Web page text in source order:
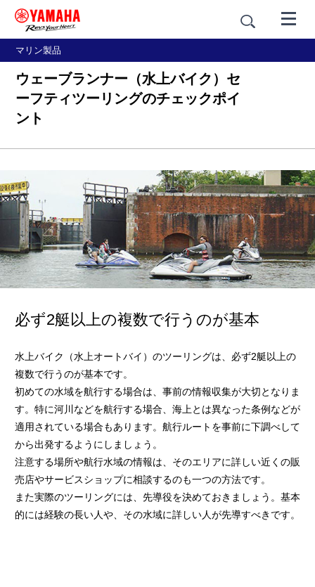
マリン製品
ウェーブランナー（水上バイク）セ
ーフティツーリングのチェックポイ
ント
必ず2艇以上の複数で行うのが基本
水上バイク（水上オートバイ）のツーリングは、必ず2艇以上の
複数で行うのが基本です。
初めての水域を航行する場合は、事前の情報収集が大切となりま
す。特に河川などを航行する場合、海上とは異なった条例などが
適用されている場合もあります。航行ルートを事前に下調べして
から出発するようにしましょう。
注意する場所や航行水域の情報は、そのエリアに詳しい近くの販
売店やサービスショップに相談するのも一つの方法です。
また実際のツーリングには、先導役を決めておきましょう。基本
的には経験の長い人や、その水域に詳しい人が先導すべきです。